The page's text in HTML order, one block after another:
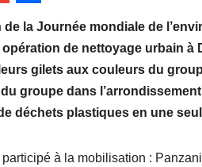
S
h
a
r
e
de la Journée mondiale de
opération de nettoyage urbain
gilets aux couleurs du
groupe dans
déchets plastiques en une
à la mobilisation :